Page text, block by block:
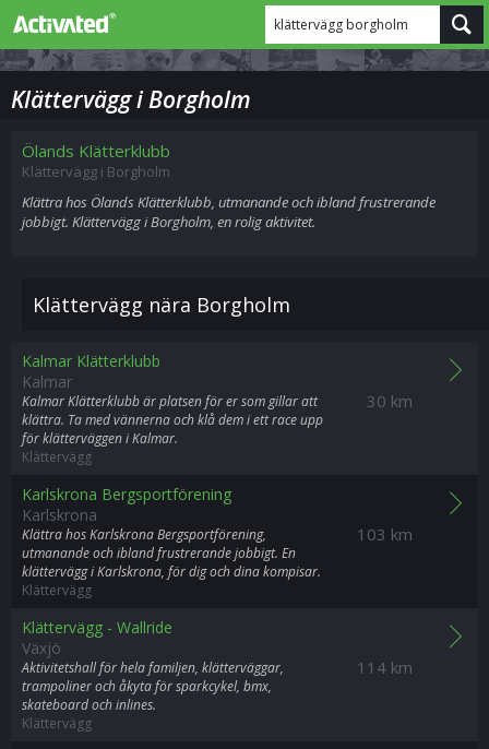
klättervägg borgholm
Klättervägg i Borgholm
Ölands Klätterklubb
Klättervägg i Borgholm
Klättra hos Ölands Klätterklubb, utmanande och ibland frustrerande
jobbigt. Klättervägg i Borgholm, en rolig aktivitet.
Klättervägg nära Borgholm
30 km
Kalmar Klätterklubb
Kalmar
Kalmar Klätterklubb är platsen för er som gillar att
klättra. Ta med vännerna och klå dem i ett race upp
för klätterväggen i Kalmar.
Klättervägg
103 km
Karlskrona Bergsportförening
Karlskrona
Klättra hos Karlskrona Bergsportförening,
utmanande och ibland frustrerande jobbigt. En
klättervägg i Karlskrona, för dig och dina kompisar.
Klättervägg
114 km
Klättervägg - Wallride
Växjö
Aktivitetshall för hela familjen, klätterväggar,
trampoliner och åkyta för sparkcykel, bmx,
skateboard och inlines.
Klättervägg